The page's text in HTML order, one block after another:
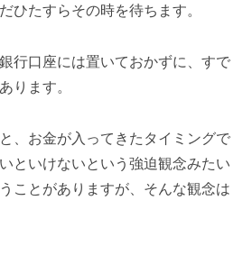
ひたすらその時を待ちます。
行口座には置いておかずに、すで
ります。
、お金が入ってきたタイミングで
といけないという強迫観念みたい
ことがありますが、そんな観念は